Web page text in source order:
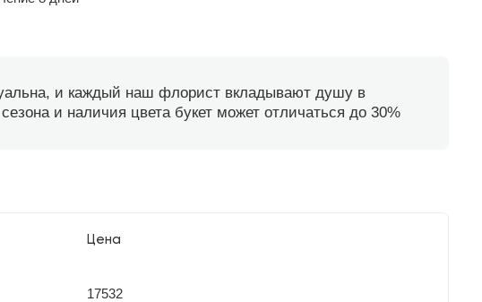
и каждый наш флорист вкладывают душу в
и наличия цвета букет может отличаться до 30%
Цена
17532